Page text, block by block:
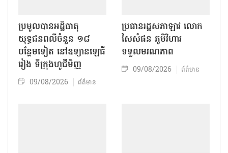
ប្រមូលបានអដ្ឋិធាតុ
យុទ្ធជនពលីចំនួន ១៨
បន្ថែមទៀត នៅឧទ្យានឡេធី
រៀង ទីក្រុងហូជីមិញ
09/08/2026 ព័ត៌មាន
ប្រធានរដ្ឋសភាឡាវ លោក
សៃសំផន ភូមិវិហារ
ទទួលមរណភាព
09/08/2026 ព័ត៌មាន